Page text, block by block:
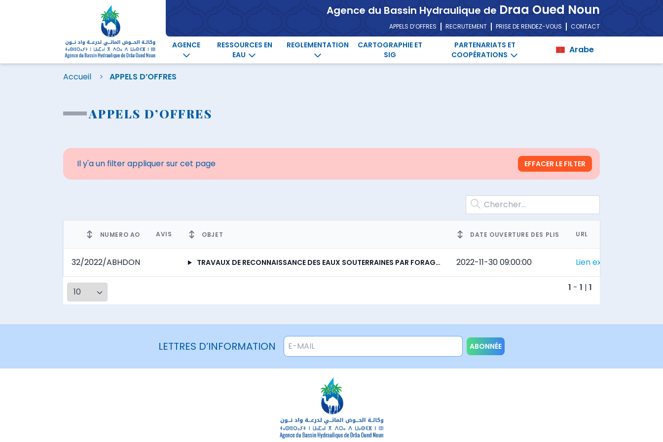
Agence du Bassin Hydraulique de Draa Oued Noun
APPELS D’OFFRES RECRUTEMENT PRISE DE RENDEZ-VOUS CONTACT
AGENCE
RESSOURCES EN
EAU
REGLEMENTATION
CARTOGRAPHIE ET
SIG
PARTENARIATS ET
COOPÉRATIONS
Arabe
Accueil APPELS D’OFFRES
APPELS D’OFFRES
Il y'a un filter appliquer sur cet page EFFACER LE FILTER
↕ NUMERO AO AVIS ↕ OBJET ↕ DATE OUVERTURE DES PLIS URL
32/2022/ABHDON TRAVAUX DE RECONNAISSANCE DES EAUX SOUTERRAINES PAR FORAGES DANS LE BAS DRAA ET L'UNITE DE GUELMIM -PROGRAMME COMPLEMENTAIRE- 2022-11-30 09:00:00 Lien externe
1 - 1 | 1
LETTRES D’INFORMATION ABONNÉE